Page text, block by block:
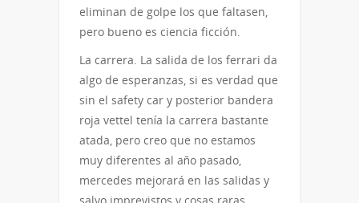
eliminan de golpe los que faltasen,
pero bueno es ciencia ficción.
La carrera. La salida de los ferrari da
algo de esperanzas, si es verdad que
sin el safety car y posterior bandera
roja vettel tenía la carrera bastante
atada, pero creo que no estamos
muy diferentes al año pasado,
mercedes mejorará en las salidas y